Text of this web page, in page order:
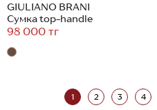
GIULIANO BRANI
Сумка top-handle
98 000 тг
1 2 3 4